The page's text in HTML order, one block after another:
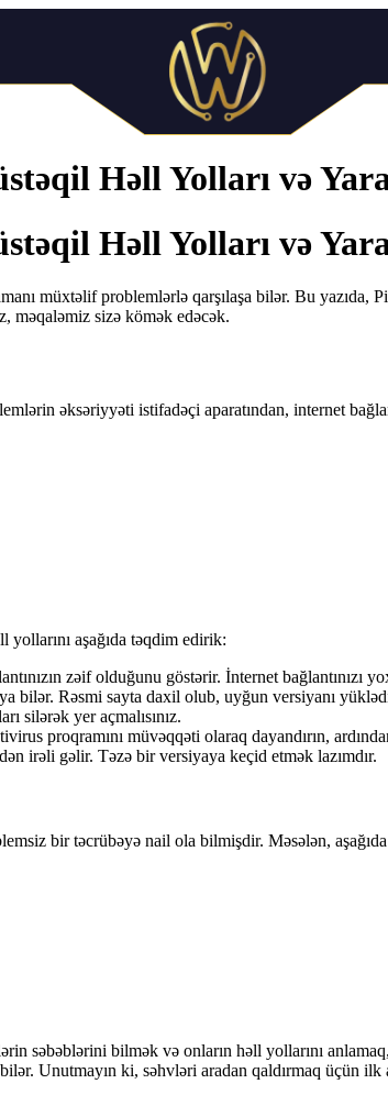
Həll Yolları və
Həll Yolları və
müxtəlif problemlərlə qarşılaşa bilər. Bu
məqaləmiz sizə kömək edəcək.
əksəriyyəti istifadəçi aparatından, internet
aşağıda təqdim edirik:
zəif olduğunu göstərir. İnternet bağlantınızı
bilər. Rəsmi sayta daxil olub, uyğun versiyanı
silərək yer açmalısınız.
proqramını müvəqqəti olaraq dayandırın,
irəli gəlir. Təzə bir versiyaya keçid etmək lazımdır.
bir təcrübəyə nail ola bilmişdir. Məsələn,
səbəblərini bilmək və onların həll yollarını
Unutmayın ki, səhvləri aradan qaldırmaq üçün